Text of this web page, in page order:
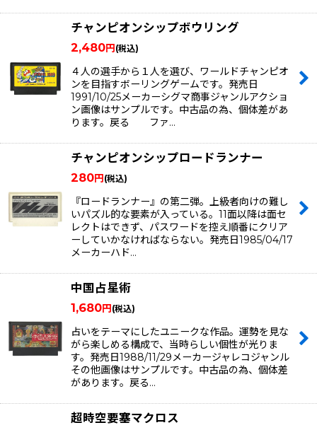
チャンピオンシップボウリング
2,480円 (税込)
４人の選手から１人を選び、ワールドチャンピオ
ンを目指すボーリングゲームです。発売日
1991/10/25メーカーシグマ商事ジャンルアクショ
ン画像はサンプルです。中古品の為、個体差があ
ります。戻る ファ…
チャンピオンシップロードランナー
280円 (税込)
『ロードランナー』の第二弾。上級者向けの難し
いパズル的な要素が入っている。11面以降は面セ
レクトはできず、パスワードを控え順番にクリア
ーしていかなければならない。発売日1985/04/17
メーカーハド…
中国占星術
1,680円 (税込)
占いをテーマにしたユニークな作品。運勢を見な
がら楽しめる構成で、当時らしい個性が光りま
す。発売日1988/11/29メーカージャレコジャンル
その他画像はサンプルです。中古品の為、個体差
があります。戻る…
超時空要塞マクロス